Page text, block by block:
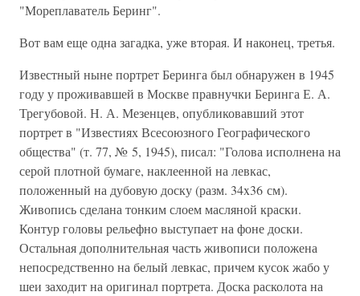
"Мореплаватель Беринг".
Вот вам еще одна загадка, уже вторая. И наконец, третья.
Известный ныне портрет Беринга был обнаружен в 1945
году у проживавшей в Москве правнучки Беринга Е. А.
Трегубовой. Н. А. Мезенцев, опубликовавший этот
портрет в "Известиях Всесоюзного Географического
общества" (т. 77, № 5, 1945), писал: "Голова исполнена на
серой плотной бумаге, наклеенной на левкас,
положенный на дубовую доску (разм. 34x36 см).
Живопись сделана тонким слоем масляной краски.
Контур головы рельефно выступает на фоне доски.
Остальная дополнительная часть живописи положена
непосредственно на белый левкас, причем кусок жабо у
шеи заходит на оригинал портрета. Доска расколота на